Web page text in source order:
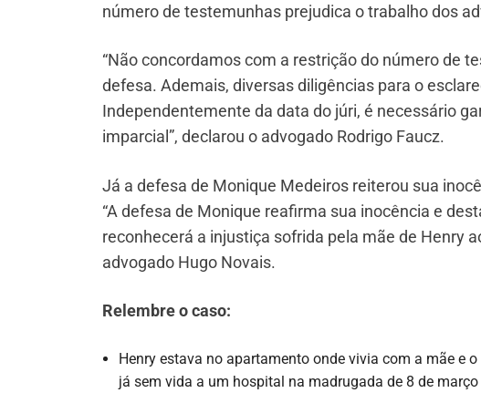
número de testemunhas prejudica o trabalho dos
“Não concordamos com a restrição do número de
defesa. Ademais, diversas diligências para o
Independentemente da data do júri, é necessário
imparcial”, declarou o advogado Rodrigo Faucz.
Já a defesa de Monique Medeiros reiterou sua
“A defesa de Monique reafirma sua inocência e
reconhecerá a injustiça sofrida pela mãe de Henry
advogado Hugo Novais.
Relembre o caso:
Henry estava no apartamento onde vivia com a mãe e
já sem vida a um hospital na madrugada de 8 de março